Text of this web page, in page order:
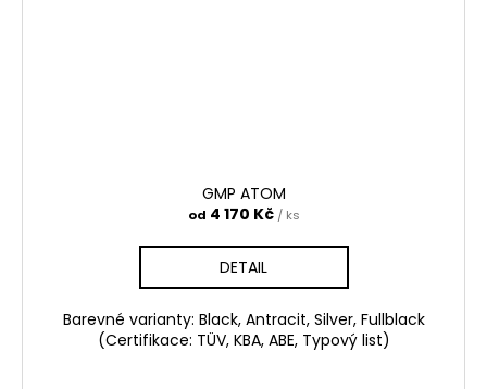
GMP ATOM
od 4 170 Kč / ks
DETAIL
Barevné varianty: Black, Antracit, Silver, Fullblack
(Certifikace: TÜV, KBA, ABE, Typový list)